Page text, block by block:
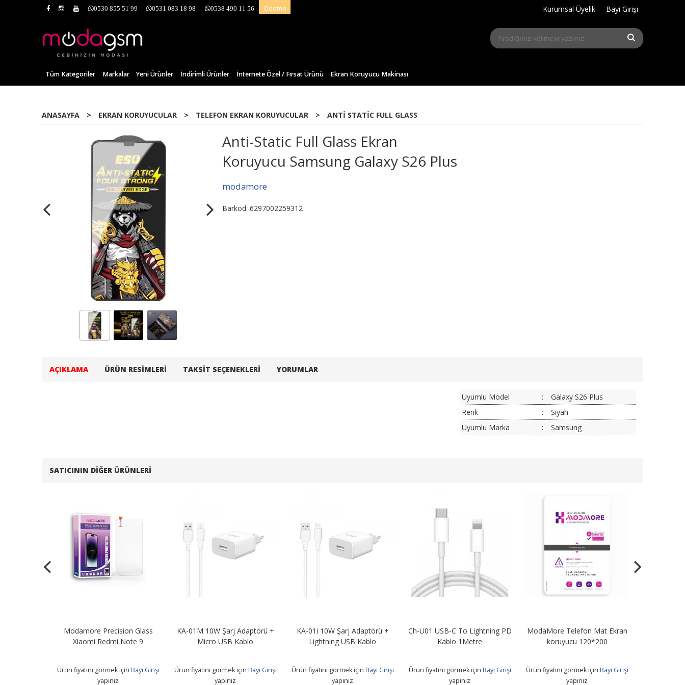
0530 855 51 99 0531 083 18 98 0538 490 11 56 Ödeme Kurumsal Üyelik Bayi Girişi
Tüm Kategoriler Markalar Yeni Ürünler İndirimli Ürünler İnternete Özel / Fırsat Ürünü Ekran Koruyucu Makinası
ANASAYFA > EKRAN KORUYUCULAR > TELEFON EKRAN KORUYUCULAR > ANTI STATIC FULL GLASS
Anti-Static Full Glass Ekran
Koruyucu Samsung Galaxy S26 Plus
modamore
Barkod: 6297002259312
AÇIKLAMA ÜRÜN RESIMLERI TAKSIT SEÇENEKLERI YORUMLAR
Uyumlu Model :
Galaxy S26 Plus
Renk
:
Siyah
Uyumlu Marka
: Samsung
SATICININ DIĞER ÜRÜNLERI
Modamore Precision Glass
Xiaomi Redmi Note 9
Ürün fiyatını görmek için Bayi Girişi
yapınız
KA-01M 10W Şarj Adaptörü +
Micro USB Kablo
Ürün fiyatını görmek için Bayi Girişi
yapınız
KA-01i 10W Şarj Adaptörü +
Lightning USB Kablo
Ürün fiyatını görmek için Bayi Girişi
yapınız
Ch-U01 USB-C To Lightning PD
Kablo 1Metre
Ürün fiyatını görmek için Bayi Girişi
yapınız
ModaMore Telefon Mat Ekran
koruyucu 120*200
Ürün fiyatını görmek için Bayi Girişi
yapınız